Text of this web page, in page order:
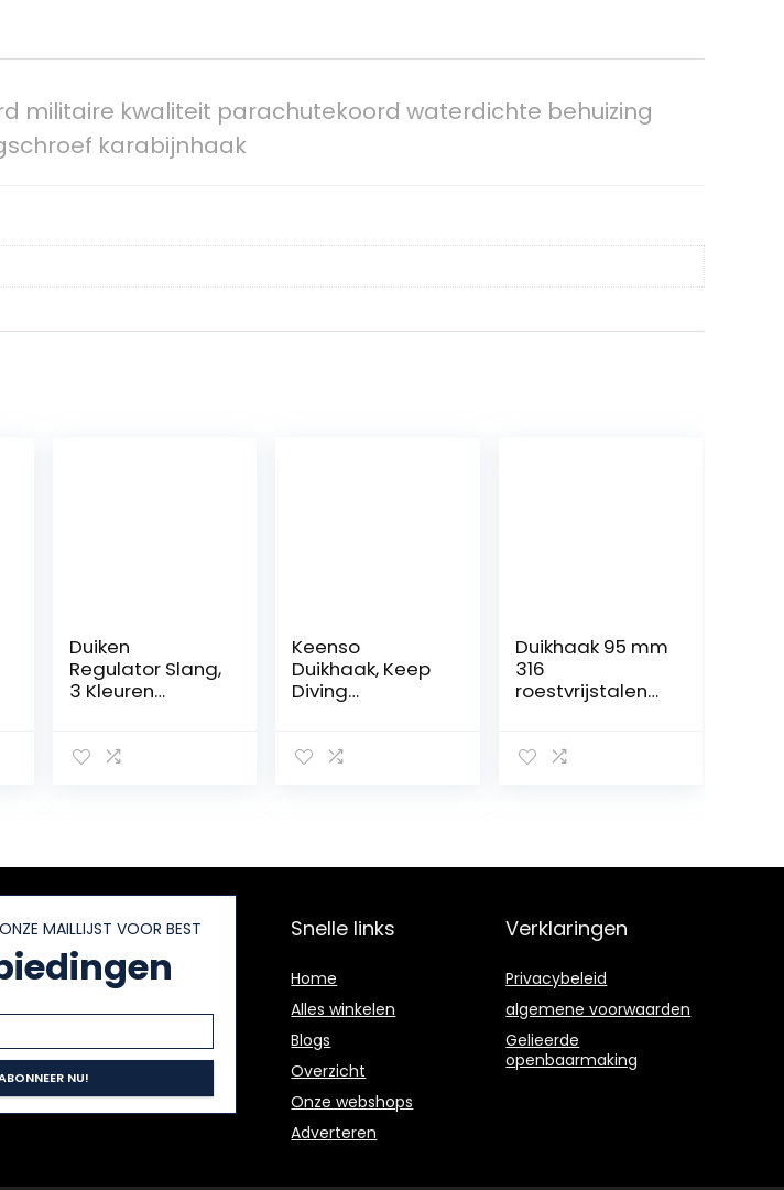
militaire kwaliteit parachutekoord waterdichte behuizing
karabijnhaak
Duiken
Regulator Slang,
3 Kleuren
Dubbele BCD
Keenso
Duikhaak, Keep
Diving
haak van
Duikhaak 95 mm
316
roestvrijstalen
Duikaccessoire
MAILLIJST VOOR BEST Snelle links
Home
Alles winkelen
Blogs
Overzicht
Onze webshops
Adverteren
Verklaringen
Privacybeleid
algemene voorwaarden
Gelieerde
openbaarmaking